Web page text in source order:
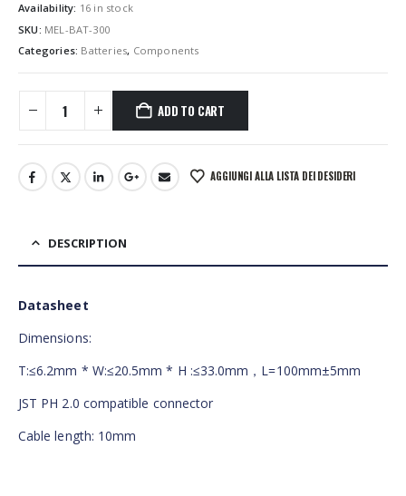
Availability: 16 in stock
SKU: MEL-BAT-300
Categories: Batteries, Components
ADD TO CART
AGGIUNGI ALLA LISTA DEI DESIDERI
DESCRIPTION
Datasheet
Dimensions:
T:≤6.2mm * W:≤20.5mm * H :≤33.0mm，L=100mm±5mm
JST PH 2.0 compatible connector
Cable length: 10mm